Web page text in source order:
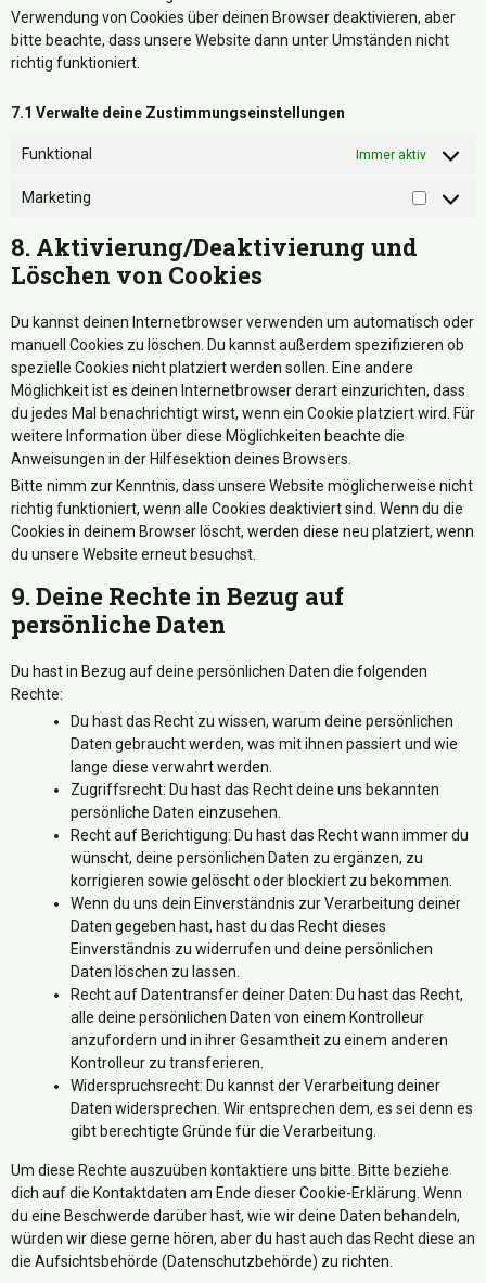
Verwendung von Cookies über deinen Browser deaktivieren, aber
bitte beachte, dass unsere Website dann unter Umständen nicht
richtig funktioniert.
7.1 Verwalte deine Zustimmungseinstellungen
Funktional Immer aktiv
Marketing
8. Aktivierung/Deaktivierung und
Löschen von Cookies
Du kannst deinen Internetbrowser verwenden um automatisch oder
manuell Cookies zu löschen. Du kannst außerdem spezifizieren ob
spezielle Cookies nicht platziert werden sollen. Eine andere
Möglichkeit ist es deinen Internetbrowser derart einzurichten, dass
du jedes Mal benachrichtigt wirst, wenn ein Cookie platziert wird. Für
weitere Information über diese Möglichkeiten beachte die
Anweisungen in der Hilfesektion deines Browsers.
Bitte nimm zur Kenntnis, dass unsere Website möglicherweise nicht
richtig funktioniert, wenn alle Cookies deaktiviert sind. Wenn du die
Cookies in deinem Browser löscht, werden diese neu platziert, wenn
du unsere Website erneut besuchst.
9. Deine Rechte in Bezug auf
persönliche Daten
Du hast in Bezug auf deine persönlichen Daten die folgenden
Rechte:
Du hast das Recht zu wissen, warum deine persönlichen
Daten gebraucht werden, was mit ihnen passiert und wie
lange diese verwahrt werden.
Zugriffsrecht: Du hast das Recht deine uns bekannten
persönliche Daten einzusehen.
Recht auf Berichtigung: Du hast das Recht wann immer du
wünscht, deine persönlichen Daten zu ergänzen, zu
korrigieren sowie gelöscht oder blockiert zu bekommen.
Wenn du uns dein Einverständnis zur Verarbeitung deiner
Daten gegeben hast, hast du das Recht dieses
Einverständnis zu widerrufen und deine persönlichen
Daten löschen zu lassen.
Recht auf Datentransfer deiner Daten: Du hast das Recht,
alle deine persönlichen Daten von einem Kontrolleur
anzufordern und in ihrer Gesamtheit zu einem anderen
Kontrolleur zu transferieren.
Widerspruchsrecht: Du kannst der Verarbeitung deiner
Daten widersprechen. Wir entsprechen dem, es sei denn es
gibt berechtigte Gründe für die Verarbeitung.
Um diese Rechte auszuüben kontaktiere uns bitte. Bitte beziehe
dich auf die Kontaktdaten am Ende dieser Cookie-Erklärung. Wenn
du eine Beschwerde darüber hast, wie wir deine Daten behandeln,
würden wir diese gerne hören, aber du hast auch das Recht diese an
die Aufsichtsbehörde (Datenschutzbehörde) zu richten.